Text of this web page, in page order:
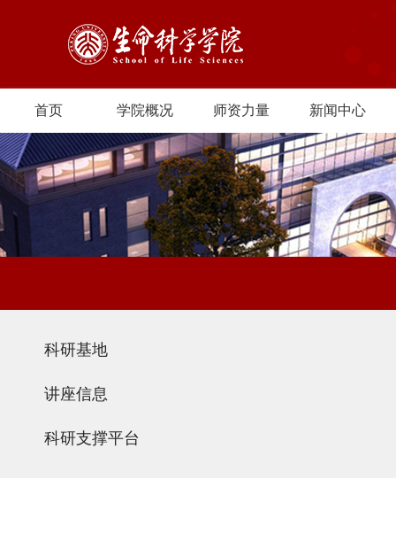
首页 学院概况 师资力量 新闻中心
科研基地
讲座信息
科研支撑平台